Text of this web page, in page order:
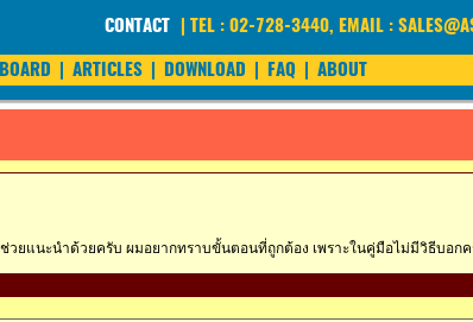
CONTACT | TEL : 02-728-3440, EMAIL :
ARTICLES DOWNLOAD FAQ ABOUT
ยแนะนำด้วยครับ ผมอยากทราบขั้นตอนที่ถูกต้อง เพราะในคู่มือไม่มีวิธีบอกค